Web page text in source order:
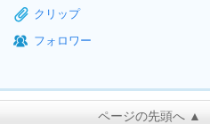
クリップ
フォロワー
ページの先頭へ ▲